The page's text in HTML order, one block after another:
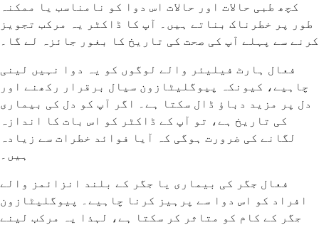
کچھ طبی حالات اور حالات اس دوا کو نامناسب یا ممکنہ
طور پر خطرناک بناتے ہیں۔ آپ کا ڈاکٹر یہ مرکب تجویز
کرنے سے پہلے آپ کی صحت کی تاریخ کا بغور جائزہ لے گا۔
فعال ہارٹ فیلیئر والے لوگوں کو یہ دوا نہیں لینی
چاہیے، کیونکہ پیوگلیٹازون سیال برقرار رکھنے اور
دل پر مزید دباؤ ڈال سکتا ہے۔ اگر آپ کو دل کی بیماری
کی تاریخ ہے، تو آپ کے ڈاکٹر کو اس بات کا اندازہ
لگانے کی ضرورت ہوگی کہ آیا فوائد خطرات سے زیادہ
ہیں۔
فعال جگر کی بیماری یا جگر کے بلند انزائمز والے
افراد کو اس دوا سے پرہیز کرنا چاہیے۔ پیوگلیٹازون
جگر کے کام کو متاثر کر سکتا ہے، لہذا یہ مرکب لینے